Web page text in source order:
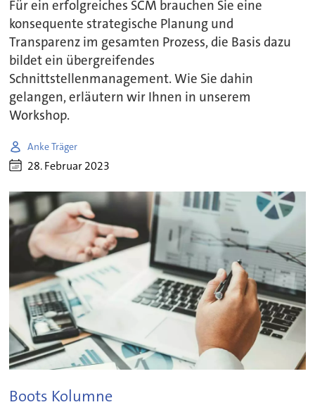
Für ein erfolgreiches SCM brauchen Sie eine
konsequente strategische Planung und
Transparenz im gesamten Prozess, die Basis dazu
bildet ein übergreifendes
Schnittstellenmanagement. Wie Sie dahin
gelangen, erläutern wir Ihnen in unserem
Workshop.
Anke Träger
28. Februar 2023
Boots Kolumne